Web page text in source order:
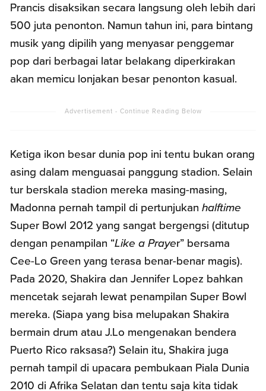
Prancis disaksikan secara langsung oleh lebih dari
500 juta penonton. Namun tahun ini, para bintang
musik yang dipilih yang menyasar penggemar
pop dari berbagai latar belakang diperkirakan
akan memicu lonjakan besar penonton kasual.
Ketiga ikon besar dunia pop ini tentu bukan orang
asing dalam menguasai panggung stadion. Selain
tur berskala stadion mereka masing-masing,
Madonna pernah tampil di pertunjukanhalftime
Super Bowl 2012 yang sangat bergengsi (ditutup
dengan penampilan “Like a Prayer” bersama
Cee-Lo Green yang terasa benar-benar magis).
Pada 2020, Shakira dan Jennifer Lopez bahkan
mencetak sejarah lewat penampilan Super Bowl
mereka. (Siapa yang bisa melupakan Shakira
bermain drum atau J.Lo mengenakan bendera
Puerto Rico raksasa?) Selain itu, Shakira juga
pernah tampil di upacara pembukaan Piala Dunia
2010 di Afrika Selatan dan tentu saja kita tidak